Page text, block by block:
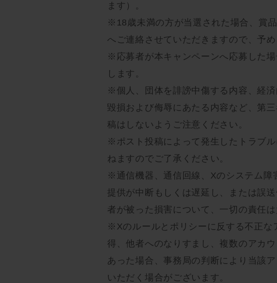
ます）。
※18歳未満の方が当選された場合、賞
へご連絡させていただきますので、予め
※応募者が本キャンペーンへ応募した
します。
※個人、団体を誹謗中傷する内容、経
毀損および侮辱にあたる内容など、第
稿はしないようご注意ください。
※ポスト投稿によって発生したトラブ
ねますのでご了承ください。
※通信機器、通信回線、Xのシステム障
提供が中断もしくは遅延し、または誤
者が被った損害について、一切の責任
※Xのルールとポリシーに反する不正な
得、他者へのなりすまし、複数のアカ
あった場合、事務局の判断により当該
いただく場合がございます。